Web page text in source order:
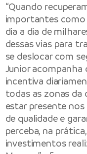
“Quando
importantes como
dia a dia de
dessas vias para
se deslocar com
Junior
incentiva
todas as zonas da
estar presente
de qualidade e
perceba, na
investimentos